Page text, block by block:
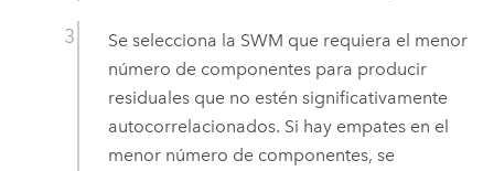
Se selecciona la SWM que requiera el menor
número de componentes para producir
residuales que no estén significativamente
autocorrelacionados. Si hay empates en el
menor número de componentes, se